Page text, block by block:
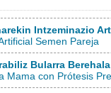
Intzeminazio
Semen Pareja
Bularra
Mama con Prótesis